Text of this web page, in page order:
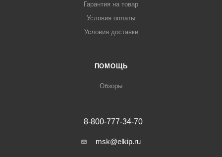
Гарантия на товар
Условия оплаты
Условия доставки
ПОМОЩЬ
Обзоры
8-800-777-34-70
msk@elkip.ru